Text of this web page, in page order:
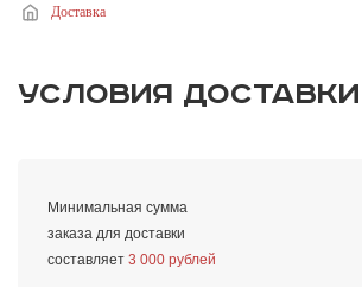
Доставка
УСЛОВИЯ ДОСТАВКИ
Минимальная сумма
заказа для доставки
составляет 3 000 рублей